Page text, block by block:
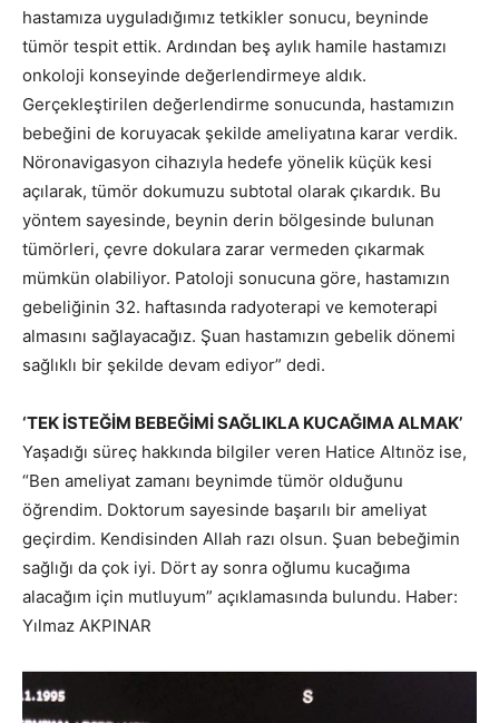
hastamıza uyguladığımız tetkikler sonucu, beyninde
tümör tespit ettik. Ardından beş aylık hamile hastamızı
onkoloji konseyinde değerlendirmeye aldık.
Gerçekleştirilen değerlendirme sonucunda, hastamızın
bebeğini de koruyacak şekilde ameliyatına karar verdik.
Nöronavigasyon cihazıyla hedefe yönelik küçük kesi
açılarak, tümör dokumuzu subtotal olarak çıkardık. Bu
yöntem sayesinde, beynin derin bölgesinde bulunan
tümörleri, çevre dokulara zarar vermeden çıkarmak
mümkün olabiliyor. Patoloji sonucuna göre, hastamızın
gebeliğinin 32. haftasında radyoterapi ve kemoterapi
almasını sağlayacağız. Şuan hastamızın gebelik dönemi
sağlıklı bir şekilde devam ediyor” dedi.
‘TEK İSTEĞİM BEBEĞİMİ SAĞLIKLA KUCAĞIMA ALMAK’
Yaşadığı süreç hakkında bilgiler veren Hatice Altınöz ise,
“Ben ameliyat zamanı beynimde tümör olduğunu
öğrendim. Doktorum sayesinde başarılı bir ameliyat
geçirdim. Kendisinden Allah razı olsun. Şuan bebeğimin
sağlığı da çok iyi. Dört ay sonra oğlumu kucağıma
alacağım için mutluyum” açıklamasında bulundu. Haber:
Yılmaz AKPINAR